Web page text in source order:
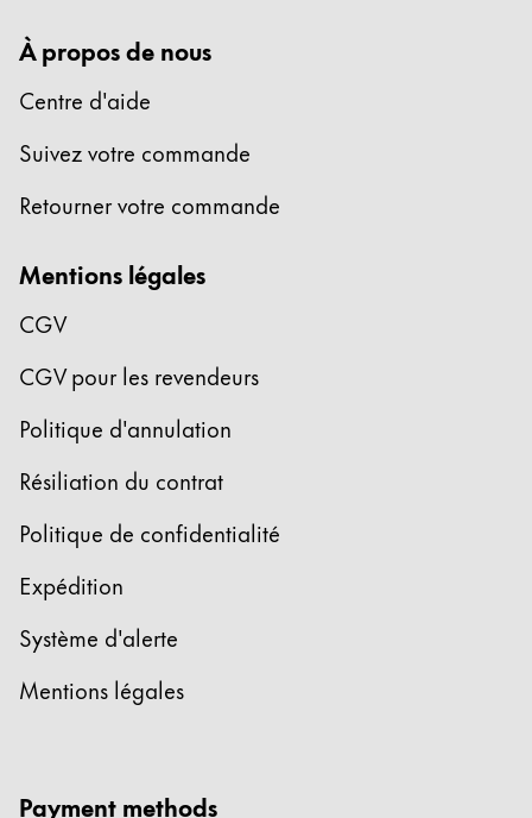
Inspiration
LAMY Community
Lettering Workshop
LAMY Stories
Entreprise
Corporate Culture
Qualité
Responsabilité
Esprit pionnier
Carrière
À propos de votre commande
FR/MF
Global
À propos de nous
Centre d'aide
Suivez votre commande
Retourner votre commande
Mentions légales
CGV
CGV pour les revendeurs
Politique d'annulation
Résiliation du contrat
Politique de confidentialité
Expédition
Système d'alerte
Mentions légales
Payment methods